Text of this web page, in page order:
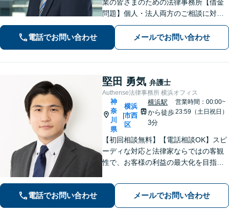
業の皆さまのための法律事務所【借金
問題】個人・法人両方のご相談に対
応。セカンドオピニオンも歓迎【交通
事故】示談金額の無料診断サービスを
実施しています【夜間・休日面談】
電話でお問い合わせ メールでお問い合わせ
堅田 勇気 弁護士
Authense法律事務所 横浜オフィス
神
奈
川
県
横浜
市西
区
横浜駅
から徒歩
3分
営業時間：00:00~
23:59（土日祝日）
【初回相談無料】【電話相談OK】スピ
ーディな対応と法律家ならではの客観
性で、お客様の利益の最大化を目指し
複雑な相続案件の豊富な解決実績あり
【完全個室対応】【子連れ相談可】
電話でお問い合わせ メールでお問い合わせ